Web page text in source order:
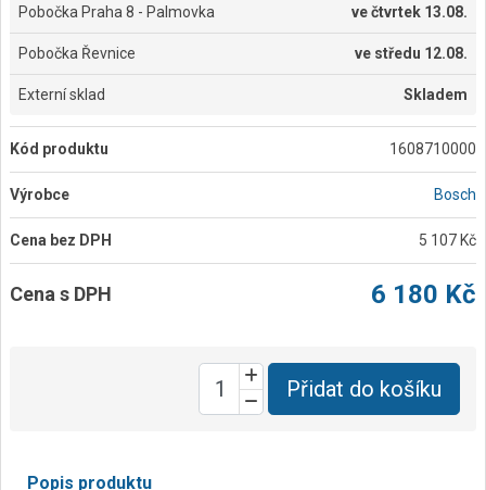
Pobočka Praha 8 - Palmovka večtvrtek 13.08.
Pobočka Řevnice ve středu 12.08.
Externí sklad Skladem
Kód produktu 1608710000
Výrobce Bosch
Cena bez DPH 5 107 Kč
Cena s DPH 6 180 Kč
Přidat do košíku
Popis produktu